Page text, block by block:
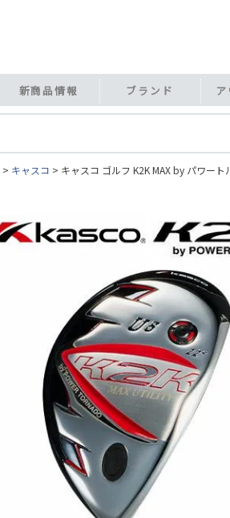
新商品情報 ブランド
キャスコ キャスコ ゴルフ K2K MAX by パワー